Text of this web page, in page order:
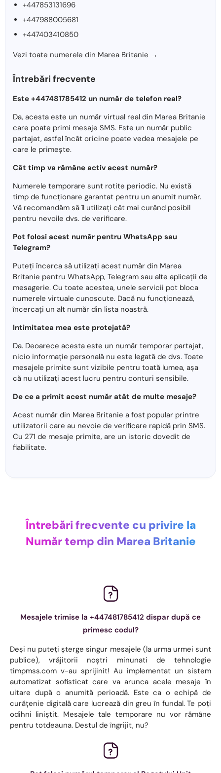
+447853131696
+447988005681
+447403410850
Vezi toate numerele din Marea Britanie →
Întrebări frecvente
Este +447481785412 un număr de telefon real?
Da, acesta este un număr virtual real din Marea Britanie
care poate primi mesaje SMS. Este un număr public
partajat, astfel încât oricine poate vedea mesajele pe
care le primește.
Cât timp va rămâne activ acest număr?
Numerele temporare sunt rotite periodic. Nu există
timp de funcționare garantat pentru un anumit număr.
Vă recomandăm să îl utilizați cât mai curând posibil
pentru nevoile dvs. de verificare.
Pot folosi acest număr pentru WhatsApp sau
Telegram?
Puteți încerca să utilizați acest număr din Marea
Britanie pentru WhatsApp, Telegram sau alte aplicații de
mesagerie. Cu toate acestea, unele servicii pot bloca
numerele virtuale cunoscute. Dacă nu funcționează,
încercați un alt număr din lista noastră.
Intimitatea mea este protejată?
Da. Deoarece acesta este un număr temporar partajat,
nicio informație personală nu este legată de dvs. Toate
mesajele primite sunt vizibile pentru toată lumea, așa
că nu utilizați acest lucru pentru conturi sensibile.
De ce a primit acest număr atât de multe mesaje?
Acest număr din Marea Britanie a fost popular printre
utilizatorii care au nevoie de verificare rapidă prin SMS.
Cu 271 de mesaje primite, are un istoric dovedit de
fiabilitate.
Întrebări frecvente cu privire la
Număr temp din Marea Britanie
Mesajele trimise la +447481785412 dispar după ce
primesc codul?
Deși nu puteți șterge singur mesajele (la urma urmei sunt
publice), vrăjitorii noștri minunati de tehnologie
timpmss.com v-au sprijinit! Au implementat un sistem
automatizat sofisticat care va arunca acele mesaje în
uitare după o anumită perioadă. Este ca o echipă de
curățenie digitală care lucrează din greu în fundal. Te poți
odihni liniștit. Mesajele tale temporare nu vor rămâne
pentru totdeauna. Destul de îngrijit, nu?